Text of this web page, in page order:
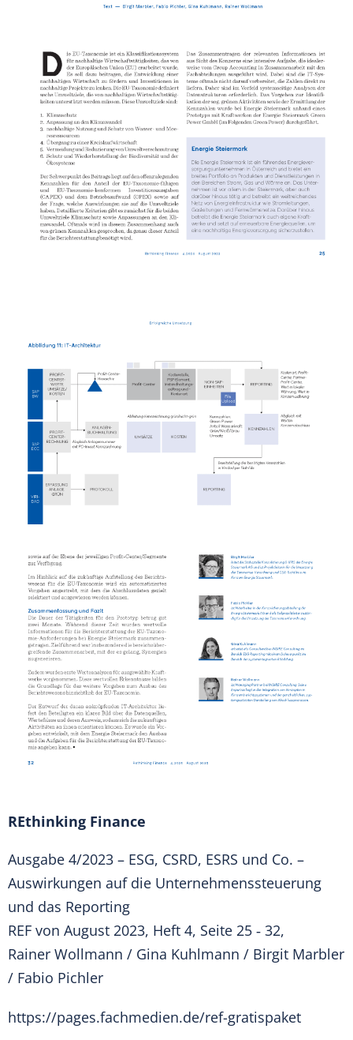
REthinking Finance
Ausgabe 4/2023 – ESG, CSRD, ESRS und Co. –
Auswirkungen auf die Unternehmenssteuerung
und das Reporting
REF von August 2023, Heft 4, Seite 25 ‑ 32,
Rainer Wollmann / Gina Kuhlmann / Birgit Marbler
/ Fabio Pichler
https://pages.fachmedien.de/ref-gratispaket